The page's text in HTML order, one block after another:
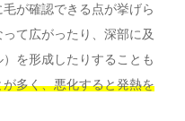
が確認できる点が挙げら
て広がったり、深部に及
を形成したりすることも
多く、悪化すると発熱を